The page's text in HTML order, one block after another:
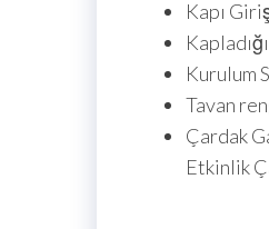
Kapı
Kurulum
Tavan
Çardak
Etkinlik